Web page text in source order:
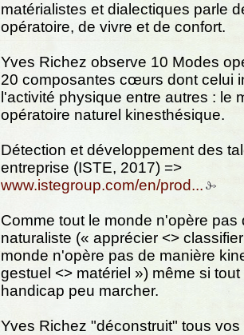
matérialistes et dialectiques parle
opératoire, de vivre et de confort.
Yves Richez observe 10 Modes
20 composantes cœurs dont celui
l'activité physique entre autres : le
opératoire naturel kinesthésique.
Détection et développement des
entreprise (ISTE, 2017) =>
www.istegroup.com/en/prod...
Comme tout le monde n'opère pas
naturaliste (« apprécier <>
monde n'opère pas de manière
gestuel <> matériel ») même si
handicap peu marcher.
Yves Richez "déconstruit" tous